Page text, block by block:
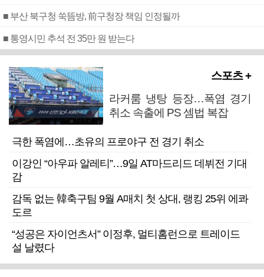
■ 부산 북구청 쑥뜸방, 前구청장 책임 인정될까
■ 통영시민 추석 전 35만 원 받는다
스포츠 +
라커룸 냉탕 등장…폭염 경기
취소 속출에 PS 셈법 복잡
극한 폭염에…초유의 프로야구 전 경기 취소
이강인 “아우파 알레티”…9일 AT마드리드 데뷔전 기대
감
감독 없는 韓축구팀 9월 A매치 첫 상대, 랭킹 25위 에콰
도르
“성공은 자이언츠서” 이정후, 멀티홈런으로 트레이드
설 날렸다